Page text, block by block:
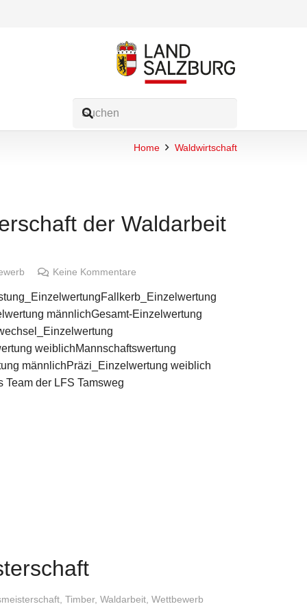
Home Waldwirtschaft
der Waldarbeit
Keine Kommentare
männlichGesamt-Einzelwertung
weiblichMannschaftswertung
männlichPräzi_Einzelwertung weiblich
der LFS Tamsweg
, Timber, Waldarbeit, Wettbewerb